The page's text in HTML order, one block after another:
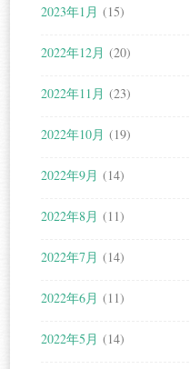
2023年1月 (15)
2022年12月 (20)
2022年11月 (23)
2022年10月 (19)
2022年9月 (14)
2022年8月 (11)
2022年7月 (14)
2022年6月 (11)
2022年5月 (14)